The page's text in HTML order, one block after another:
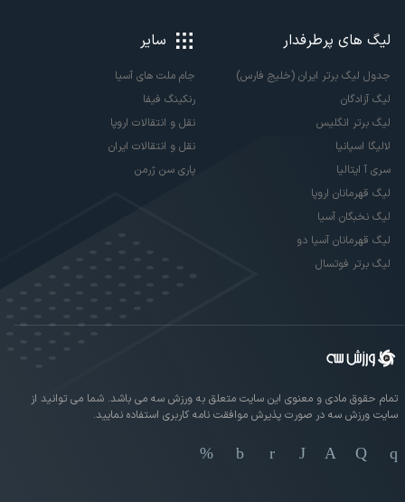
لیگ های پرطرفدار
جدول لیگ برتر ایران (خلیج فارس)
لیگ آزادگان
لیگ برتر انگلیس
لالیگا اسپانیا
سری آ ایتالیا
لیگ قهرمانان اروپا
لیگ نخبگان آسیا
لیگ قهرمانان آسیا دو
لیگ برتر فوتسال
سایر
جام ملت های آسیا
رنکینگ فیفا
نقل و انتقالات اروپا
نقل و انتقالات ایران
پاری سن ژرمن
تمام حقوق مادی و معنوی این سایت متعلق به ورزش سه می باشد. شما می توانید از
سایت ورزش سه در صورت پذیرش موافقت نامه کاربری استفاده نمایید.